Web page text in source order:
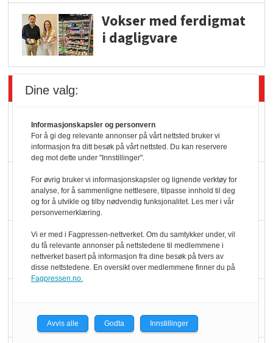
Vokser med ferdigmat
i dagligvare
Siste artikler - Butikk i praksis
Rema-flaggskip
dundrer videre
Slik opprettholdes
ølsalget
Færre varer, men fulle
hyller
Dine valg:
Informasjonskapsler og personvern
For å gi deg relevante annonser på vårt nettsted bruker vi
informasjon fra ditt besøk på vårt nettsted. Du kan reservere
deg mot dette under "Innstillinger".
For øvrig bruker vi informasjonskapsler og lignende verktøy for
analyse, for å sammenligne nettlesere, tilpasse innhold til deg
og for å utvikle og tilby nødvendig funksjonalitet. Les mer i vår
personvernerklæring.
Vi er med i Fagpressen-nettverket. Om du samtykker under, vil
du få relevante annonser på nettstedene til medlemmene i
nettverket basert på informasjon fra dine besøk på tvers av
disse nettstedene. En oversikt over medlemmene finner du på
Fagpressen.no.
Avvis alle Godta Innstillinger